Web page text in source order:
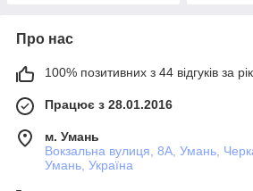
Про нас
100% позитивних з 44 відгуків за рік
Працює з 28.01.2016
м. Умань
Вокзальна вулиця, 8А, Умань,
Умань, Україна